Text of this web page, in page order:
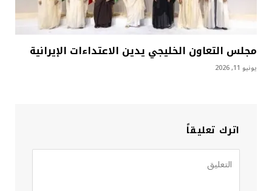
مجلس التعاون الخليجي يدين الاعتداءات الإيرانية
يونيو 11, 2026
اترك تعليقاً